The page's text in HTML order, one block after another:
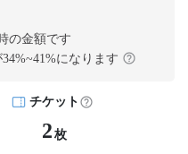
の金額です
34%~41%になります
チケット
2 枚